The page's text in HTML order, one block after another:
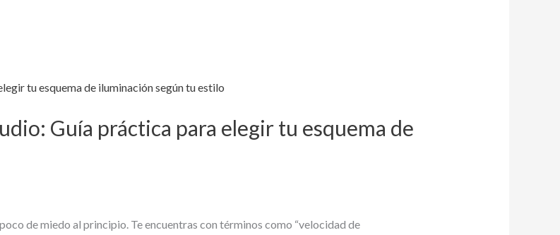
Guía práctica para elegir tu esquema de
de miedo al principio. Te encuentras con términos como “velocidad de